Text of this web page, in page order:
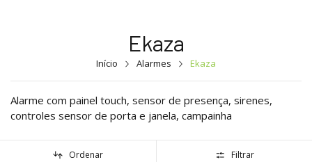
Ekaza
Início Alarmes Ekaza
Alarme com painel touch, sensor de presença, sirenes,
controles sensor de porta e janela, campainha
Ordenar Filtrar